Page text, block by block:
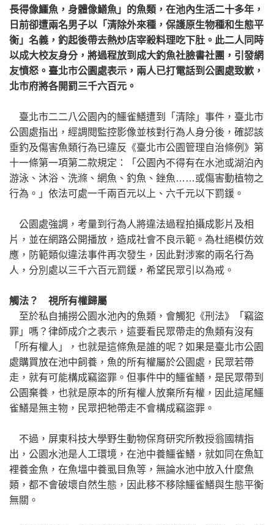
長得像鱷魚，身體像鱔魚」的魚類，在池內生活二十多年，
日前卻遭兩名男子以「清除外來種，保護原生物種和生態平
衡」名義，釣起後帶去熱炒店宰殺料理吃下肚。此二人同時
以成大校友身分，將過程放到成大釣魚社臉書社團，引發網
友憤怒。臺北市公園處表示，兩人已打電話到公園處致歉，
北市府將各開罰三千六百元。
臺北市二二八公園內的鱷雀鱔遭到「清除」事件，臺北市
公園處指出，經調閱監控影像並核對行為人身分後，確認該
垂釣及傷害魚類行為已違反《臺北市公園管理自治條例》第
十一條第一項第二款規定：「公園內不得有在水池或湖泊內
游泳、沐浴、洗滌、網魚、釣魚、銼魚……或傷害動植物之
行為。」依法可處一千兩百元以上、六千元以下罰鍰。
公園處強調，考量到行為人將違法過程拍攝成影片及相
片，並在網路公開播放，造成社會不良示範。為杜絕模仿效
應，防範類似違法事件再次發生，因此對涉案的兩名行為
人，分別處以三千六百元罰鍰，希望民眾引以為戒。
觸法？ 視所有權歸屬
至於私自捕撈公園水池內的魚類，會觸犯《刑法》「竊盜
罪」嗎？律師成介之表示，這要看民眾帶走的魚類有沒有
「所有權人」，也就是這條魚是誰的呢？如果是臺北市公園
處購買放在池中飼養，魚的所有權屬於公園處，民眾若帶
走，就有可能構成竊盜罪。但事件中的鱷雀鱔，是民眾帶到
公園棄養，也就是原本的所有權人放棄所有權，因此這尾鱷
雀鱔是無主物，民眾把牠帶走不會構成竊盜罪。
不過，屏東科技大學野生動物保育研究所教授翁國精指
出，公園水池是人工環境，在池中養鱷雀鱔，就如同在魚缸
裡養金魚，在魚塭中養虱目魚等，無論水池中放入什麼魚
類，都不會破壞自然生態，因此移不移除鱷雀鱔與生態平衡
無關。